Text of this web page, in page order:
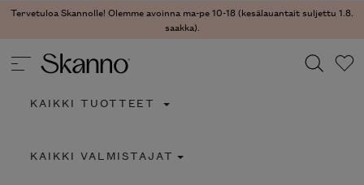
Tervetuloa Skannolle! Olemme avoinna ma-pe 10-18 (kesälauantait suljettu 1.8.
saakka).
Type 2 or more characters for results.
KAIKKI TUOTTEET
KAIKKI VALMISTAJAT